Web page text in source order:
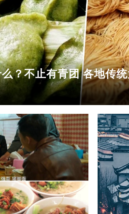
？不止有青团 各地传